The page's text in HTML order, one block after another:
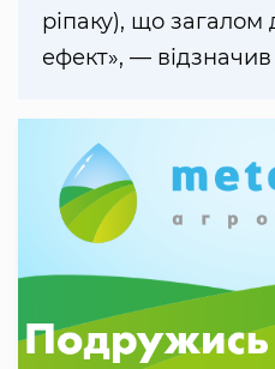
ріпаку), що
ефект», —